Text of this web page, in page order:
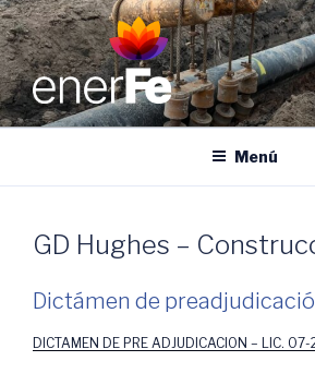
Ir
al
contenido
ENERFE
Energía para el desarrollo de Santa Fe
Menú
GD Hughes –
Dictámen de
DICTAMEN DE PRE ADJUDICACION – LIC. 07-